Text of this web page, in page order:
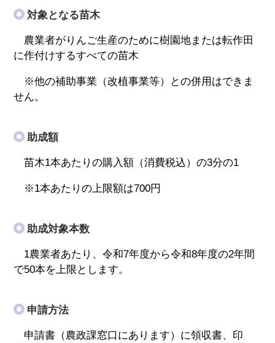
対象となる苗木
農業者がりんご生産のために樹園地または転作田
に作付けするすべての苗木
※他の補助事業（改植事業等）との併用はできま
せん。
助成額
苗木1本あたりの購入額（消費税込）の3分の1
※1本あたりの上限額は700円
助成対象本数
1農業者あたり、令和7年度から令和8年度の2年間
で50本を上限とします。
申請方法
申請書（農政課窓口にあります）に領収書、印